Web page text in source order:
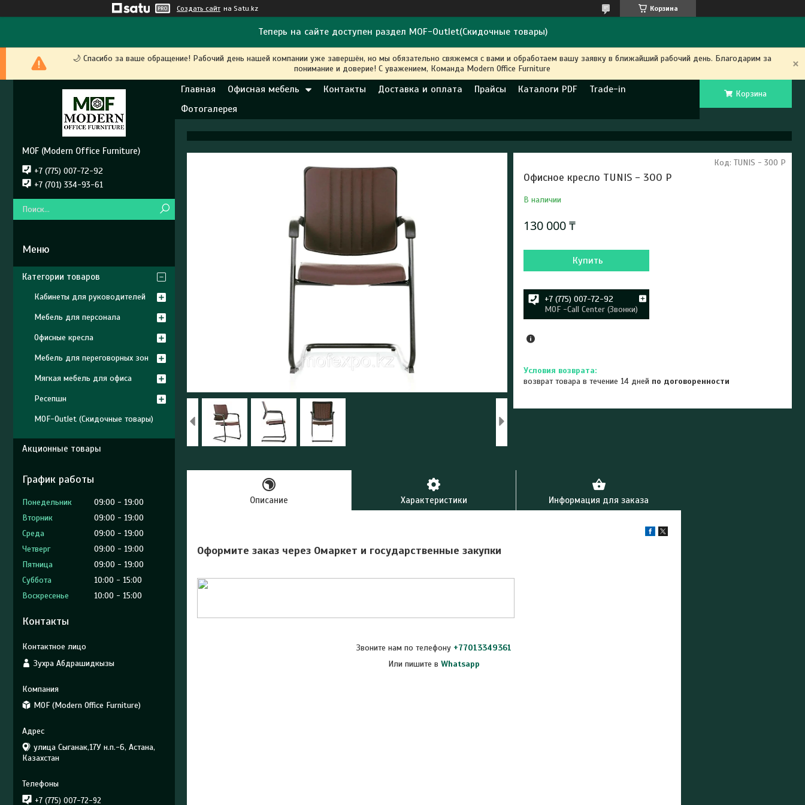
Создать сайт на Satu.kz Корзина
Теперь на сайте доступен раздел MOF-Outlet(Скидочные товары)
🌙 Спасибо за ваше обращение! Рабочий день нашей компании уже завершён, но мы обязательно свяжемся с вами и обработаем вашу заявку в ближайший рабочий день. Благодарим за
понимание и доверие! С уважением, Команда Modern Office Furniture
Главная Офисная мебель Контакты Доставка и оплата Прайсы Каталоги PDF
Trade-in
Фотогалерея
Корзина
Офисное кресло TUNIS - 300 P
В наличии
Код: TUNIS - 300 P
130 000 ₸
Купить
+7 (775) 007-72-92
MOF -Call Center (Звонки)
возврат товара в течение 14 дней по договоренности
Описание Характеристики Информация для заказа
Оформите заказ через Омаркет и государственные закупки
Звоните нам по телефону +77013349361
Или пишите в Whatsapp
MOF (Modern Office Furniture)
+7 (775) 007-72-92
+7 (701) 334-93-61
Категории товаров
Кабинеты для руководителей
Мебель для персонала
Офисные кресла
Мебель для переговорных зон
Мягкая мебель для офиса
Ресепшн
MOF-Outlet (Скидочные товары)
Акционные товары
График работы
Понедельник 09:00
19:00
Вторник
09:00
19:00
Среда
09:00
19:00
Четверг
09:00
19:00
Пятница
09:00
19:00
Суббота
10:00
15:00
Воскресенье
10:00 15:00
Контакты
Зухра Абдрашидкызы
MOF (Modern Office Furniture)
улица Сыганак,17У н.п.-6, Астана,
Казахстан
+7 (775) 007-72-92